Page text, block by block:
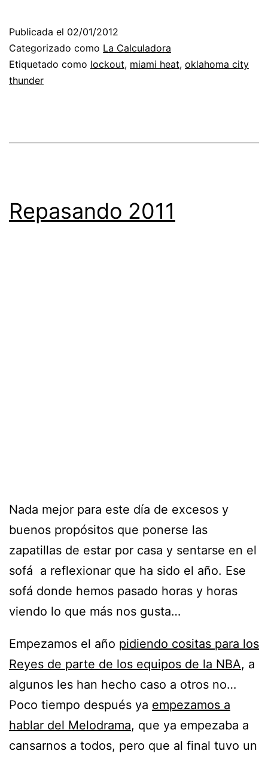
Publicada el 02/01/2012
Categorizado como La Calculadora
Etiquetado como lockout, miami heat, oklahoma city
thunder
Repasando 2011
Nada mejor para este día de excesos y
buenos propósitos que ponerse las
zapatillas de estar por casa y sentarse en el
sofá a reflexionar que ha sido el año. Ese
sofá donde hemos pasado horas y horas
viendo lo que más nos gusta…
Empezamos el año pidiendo cositas para los
Reyes de parte de los equipos de la NBA, a
algunos les han hecho caso a otros no…
Poco tiempo después ya empezamos a
hablar del Melodrama, que ya empezaba a
cansarnos a todos, pero que al final tuvo un